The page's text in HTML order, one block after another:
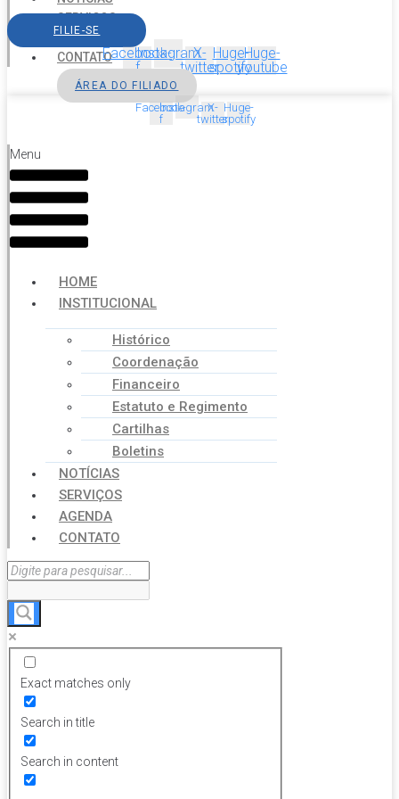
SERVIÇOS
AGENDA
CONTATO
FILIE-SE
Facebook-
f
InstagramX-
twitter
Huge-
spotify
Huge-
youtube
ÁREA DO FILIADO
Facebook-
f
InstagramX-
twitter
Huge-
spotify
Menu
HOME
INSTITUCIONAL
Histórico
Coordenação
Financeiro
Estatuto e Regimento
Cartilhas
Boletins
NOTÍCIAS
SERVIÇOS
AGENDA
CONTATO
Exact matches only
Search in title
Search in content